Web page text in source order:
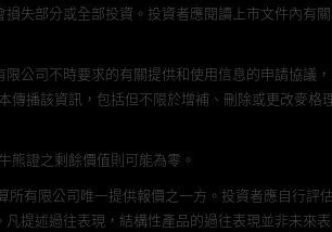
任何軟件(不論是否屬於第三者)而出現電腦
其他資料已載列於基本上市文件及相關之
失部分或全部投資。投資者應閱讀上市文件內有
公司不時要求的有關提供和使用信息的申請協議
播該資訊，包括但不限於增補、刪除或更改麥格
熊證之剩餘價值則可能為零。
有限公司唯一提供報價之一方。投資者應自行評
提述過往表現，結構性產品的過往表現並非未來表